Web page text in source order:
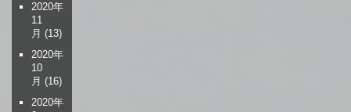
2020年
11
月 (13)
2020年
10
月 (16)
2020年